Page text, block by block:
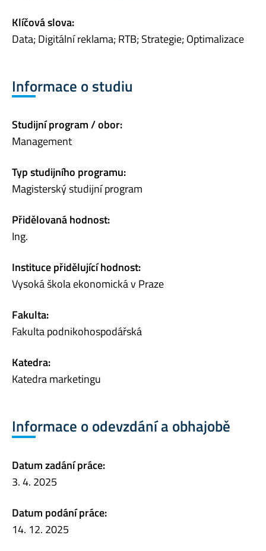
Klíčová slova:
Data; Digitální reklama; RTB; Strategie; Optimalizace
Informace o studiu
Studijní program / obor:
Management
Typ studijního programu:
Magisterský studijní program
Přidělovaná hodnost:
Ing.
Instituce přidělující hodnost:
Vysoká škola ekonomická v Praze
Fakulta:
Fakulta podnikohospodářská
Katedra:
Katedra marketingu
Informace o odevzdání a obhajobě
Datum zadání práce:
3. 4. 2025
Datum podání práce:
14. 12. 2025